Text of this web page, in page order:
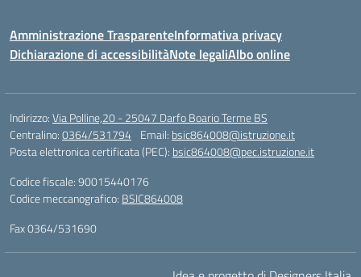
Amministrazione TrasparenteInformativa privacy
Dichiarazione di accessibilitàNote legaliAlbo online
Indirizzo:Via Polline,20 - 25047 Darfo Boario Terme BS
Centralino:0364/531794 Email: bsic864008@istruzione.it
Posta elettronica certificata (PEC): bsic864008@pec.istruzione.it
Codice fiscale: 90015440176
Codice meccanografico: BSIC864008
Fax 0364/531690